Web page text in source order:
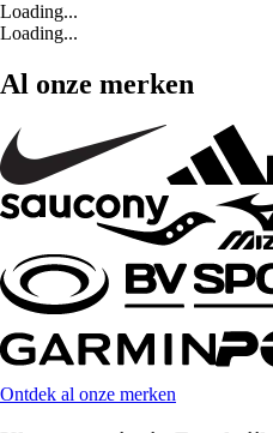
Loading...
Loading...
Al onze merken
Ontdek al onze merken